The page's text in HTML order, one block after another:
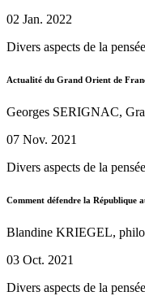
02 Jan. 2022
Divers aspects de la
Actualité du Grand Orient de
Georges SERIGNAC,
07 Nov. 2021
Divers aspects de la
Comment défendre la République
Blandine KRIEGEL,
03 Oct. 2021
Divers aspects de la